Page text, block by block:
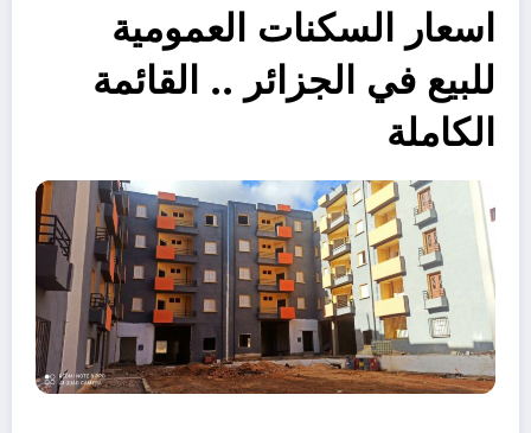
اسعار السكنات العمومية
للبيع في الجزائر .. القائمة
الكاملة